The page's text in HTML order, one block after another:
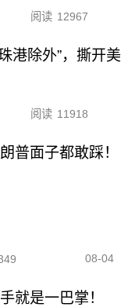
阅读 12967
港除外”，撕开美
阅读 11918
普面子都敢踩！
08-04
就是一巴掌！